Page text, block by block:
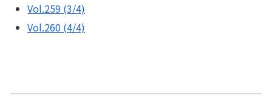
Vol.259 (3/4)
Vol.260 (4/4)